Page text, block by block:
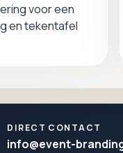
voor een
en tekentafel
DIRECT CONTACT
info@event-